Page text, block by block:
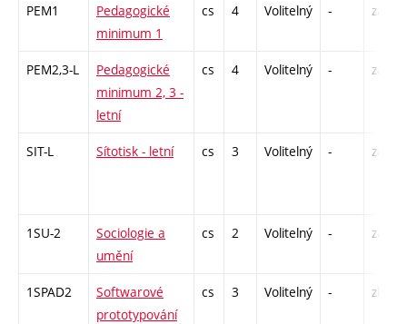
PEM1
Pedagogické
minimum 1
cs 4 Volitelný - zá
PEM2,3-L
Pedagogické
minimum 2, 3 -
letní
cs 4 Volitelný - zá
SIT-L Sítotisk - letní cs 3 Volitelný - zá
1SU-2
Sociologie a
umění
cs 2 Volitelný - zá
1SPAD2
Softwarové
prototypování
cs 3 Volitelný - zk